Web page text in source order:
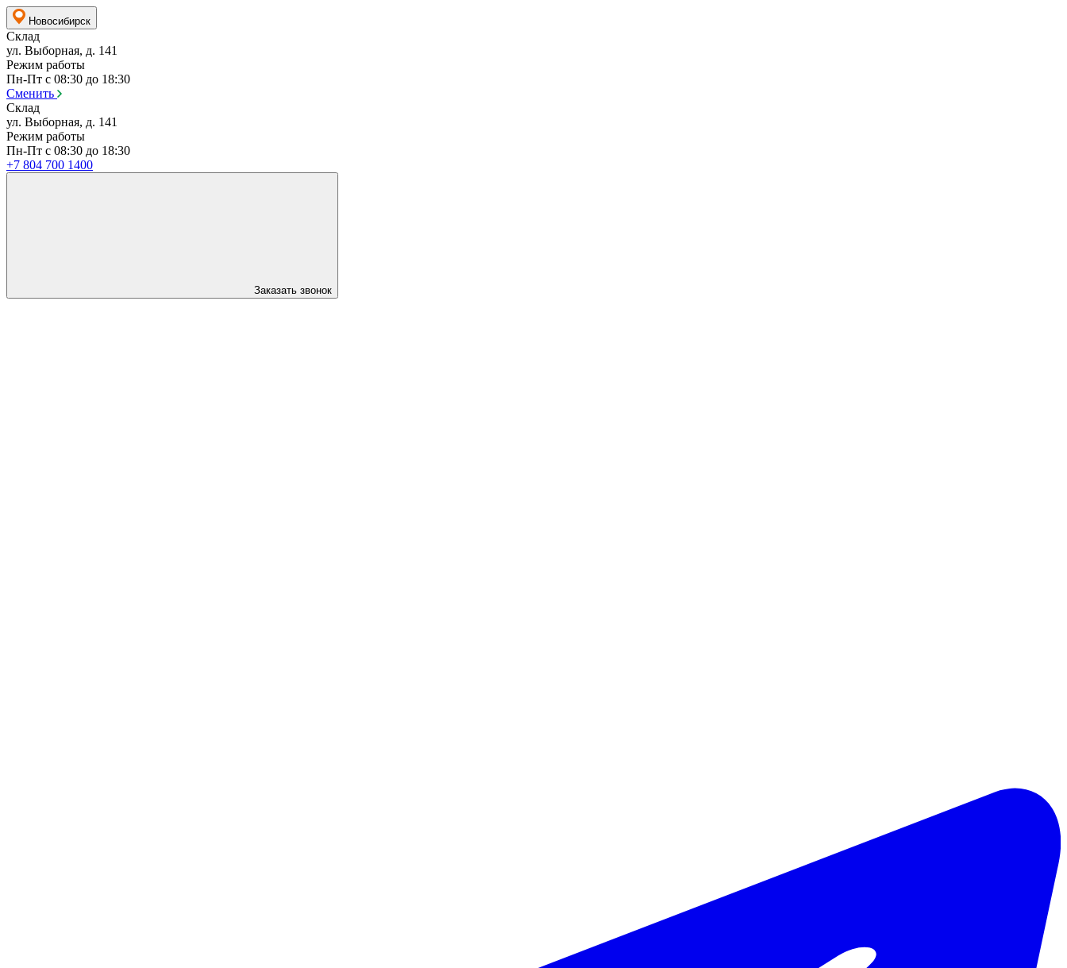
Новосибирск
Склад
ул. Выборная, д. 141
Режим работы
Пн-Пт с 08:30 до 18:30
Сменить
Склад
ул. Выборная, д. 141
Режим работы
Пн-Пт с 08:30 до 18:30
+7 804 700 1400
Заказать звонок